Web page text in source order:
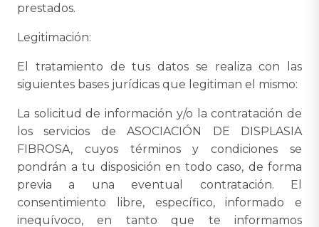
prestados.
Legitimación:
El tratamiento de tus datos se realiza con las
siguientes bases jurídicas que legitiman el mismo:
La solicitud de información y/o la contratación de
los servicios de ASOCIACIÓN DE DISPLASIA
FIBROSA, cuyos términos y condiciones se
pondrán a tu disposición en todo caso, de forma
previa a una eventual contratación. El
consentimiento libre, específico, informado e
inequívoco, en tanto que te informamos